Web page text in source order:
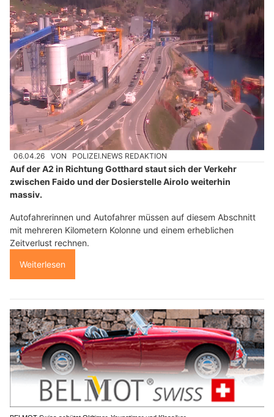
06.04.26 VON POLIZEI.NEWS REDAKTION
Auf der A2 in Richtung Gotthard staut sich der Verkehr
zwischen Faido und der Dosierstelle Airolo weiterhin
massiv.
Autofahrerinnen und Autofahrer müssen auf diesem Abschnitt
mit mehreren Kilometern Kolonne und einem erheblichen
Zeitverlust rechnen.
Weiterlesen